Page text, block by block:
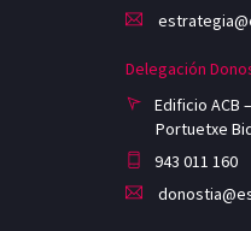
Delegación
Edificio ACB
Portuetxe
943 011 160